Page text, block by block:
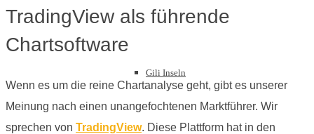
Gili Inseln
TradingView als führende
Chartsoftware
Wenn es um die reine Chartanalyse geht, gibt es unserer
Meinung nach einen unangefochtenen Marktführer. Wir
sprechen von TradingView. Diese Plattform hat in den